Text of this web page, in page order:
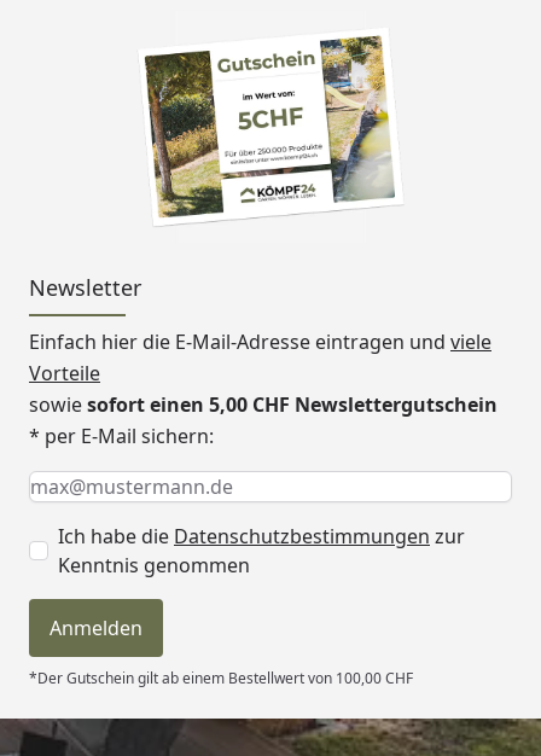
Newsletter
Einfach hier die E-Mail-Adresse eintragen und viele
Vorteile
sowiesofort einen 5,00 CHF Newslettergutschein
* per E-Mail sichern:
Keine Eingabe erforderlich
Eingabe erforderlich
E-Mail *
Ich habe die Datenschutzbestimmungen zur
Kenntnis genommen
Anmelden
*Der Gutschein gilt ab einem Bestellwert von 100,00 CHF